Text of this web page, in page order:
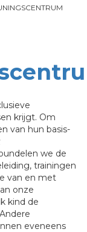
krijgt. Om
van hun basis-
we de
trainingen
van en met
onze
kind de
eveneens